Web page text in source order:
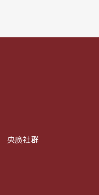
央廣社群